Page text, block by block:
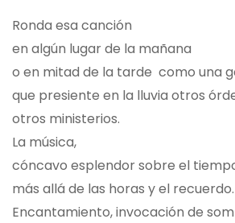
Ronda esa canción
en algún lugar de la mañana
o en mitad de la tarde como una
que presiente en la lluvia otros
otros ministerios.
La música,
cóncavo esplendor sobre el
más allá de las horas y el recuerdo.
Encantamiento, invocación de